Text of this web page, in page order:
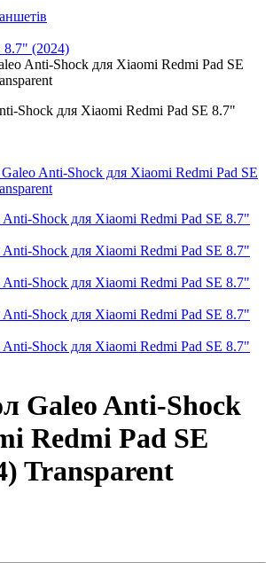
8.7" (2024)
Anti-Shock для Xiaomi Redmi Pad SE
Shock для Xiaomi Redmi Pad SE 8.7"
Galeo Anti-Shock
Redmi Pad SE
Transparent